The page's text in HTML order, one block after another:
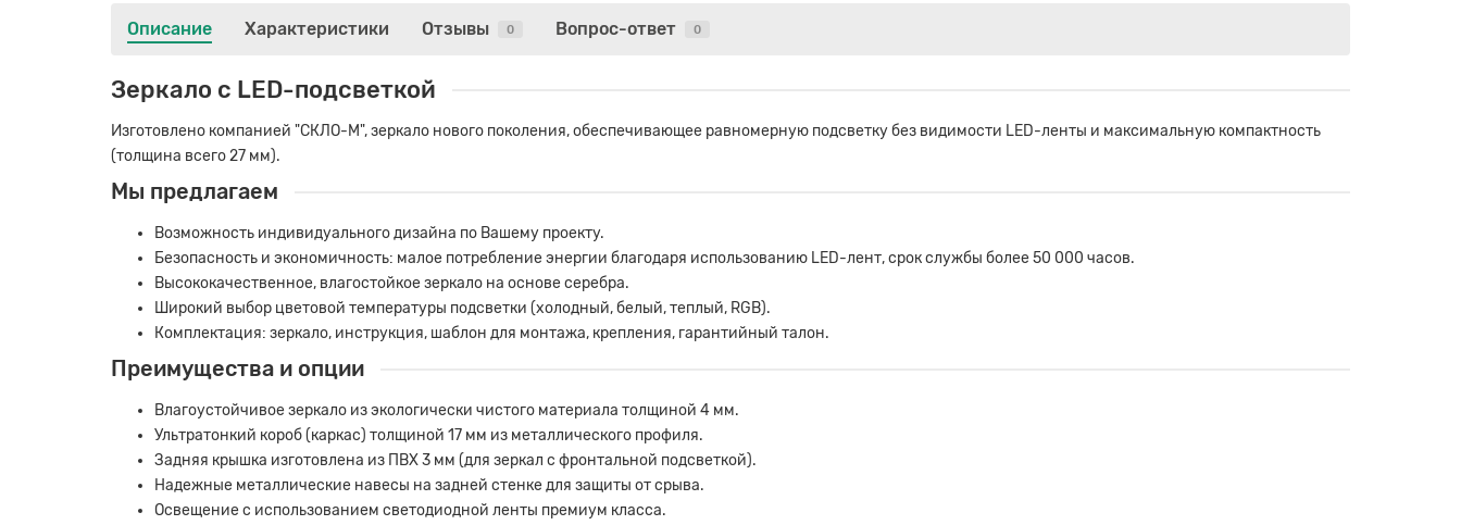
Описание Характеристики Отзывы 0 Вопрос-ответ 0
Зеркало с LED-подсветкой
Изготовлено компанией "СКЛО-М", зеркало нового поколения, обеспечивающее равномерную подсветку без видимости LED-ленты и максимальную компактность
(толщина всего 27 мм).
Мы предлагаем
Возможность индивидуального дизайна по Вашему проекту.
Безопасность и экономичность: малое потребление энергии благодаря использованию LED-лент, срок службы более 50 000 часов.
Высококачественное, влагостойкое зеркало на основе серебра.
Широкий выбор цветовой температуры подсветки (холодный, белый, теплый, RGB).
Комплектация: зеркало, инструкция, шаблон для монтажа, крепления, гарантийный талон.
Преимущества и опции
Влагоустойчивое зеркало из экологически чистого материала толщиной 4 мм.
Ультратонкий короб (каркас) толщиной 17 мм из металлического профиля.
Задняя крышка изготовлена из ПВХ 3 мм (для зеркал с фронтальной подсветкой).
Надежные металлические навесы на задней стенке для защиты от срыва.
Освещение с использованием светодиодной ленты премиум класса.